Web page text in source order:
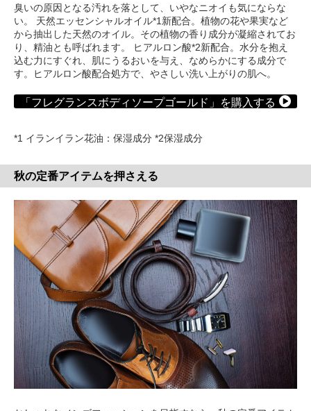
臭いの原因となる汚れを落として、いやなニオイも気にならな
い。 天然エッセンシャルオイル*1新配合。植物の花や果実など
から抽出した天然のオイル。その植物の香り成分が凝縮されてお
り、精油とも呼ばれます。 ヒアルロン酸*2新配合。水分を抱え
込む力にすぐれ、肌にうるおいを与え、なめらかにする成分で
す。ヒアルロン酸配合処方で、やさしい洗い上がりの肌へ。
「フレグランスボディソープゴールド」を購入する
*1 イランイラン花油：保湿成分 *2保湿成分
秋の定番アイテムを押さえる